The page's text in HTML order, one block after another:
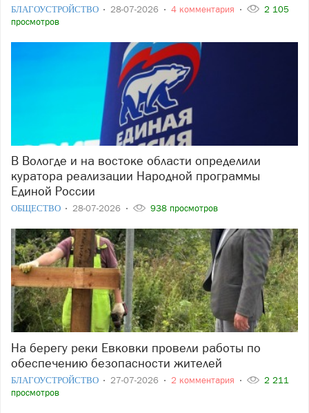
БЛАГОУСТРОЙСТВО 28-07-2026 4 комментария
2 105
просмотров
В Вологде и на востоке области определили
куратора реализации Народной программы
Единой России
ОБЩЕСТВО 28-07-2026 938 просмотров
На берегу реки Евковки провели работы по
обеспечению безопасности жителей
БЛАГОУСТРОЙСТВО 27-07-2026 2 комментария
2 211
просмотров